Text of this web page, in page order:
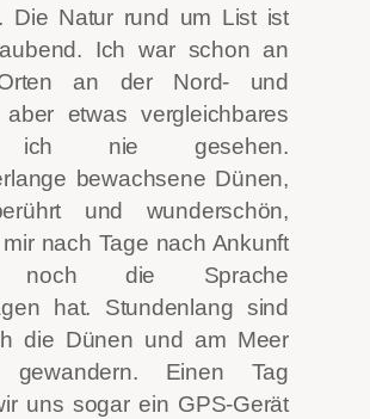
Die Natur rund um List ist
Ich war schon an
an der Nord- und
aber etwas vergleichbares
ich nie gesehen.
bewachsene Dünen,
und wunderschön,
nach Tage nach Ankunft
noch die Sprache
hat. Stundenlang sind
die Dünen und am Meer
gewandern. Einen Tag
uns sogar ein GPS-Gerät